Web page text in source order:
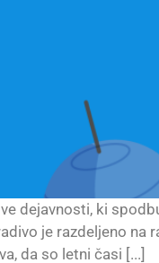
dejavnosti, ki
je razdeljeno
da so letni časi [...]